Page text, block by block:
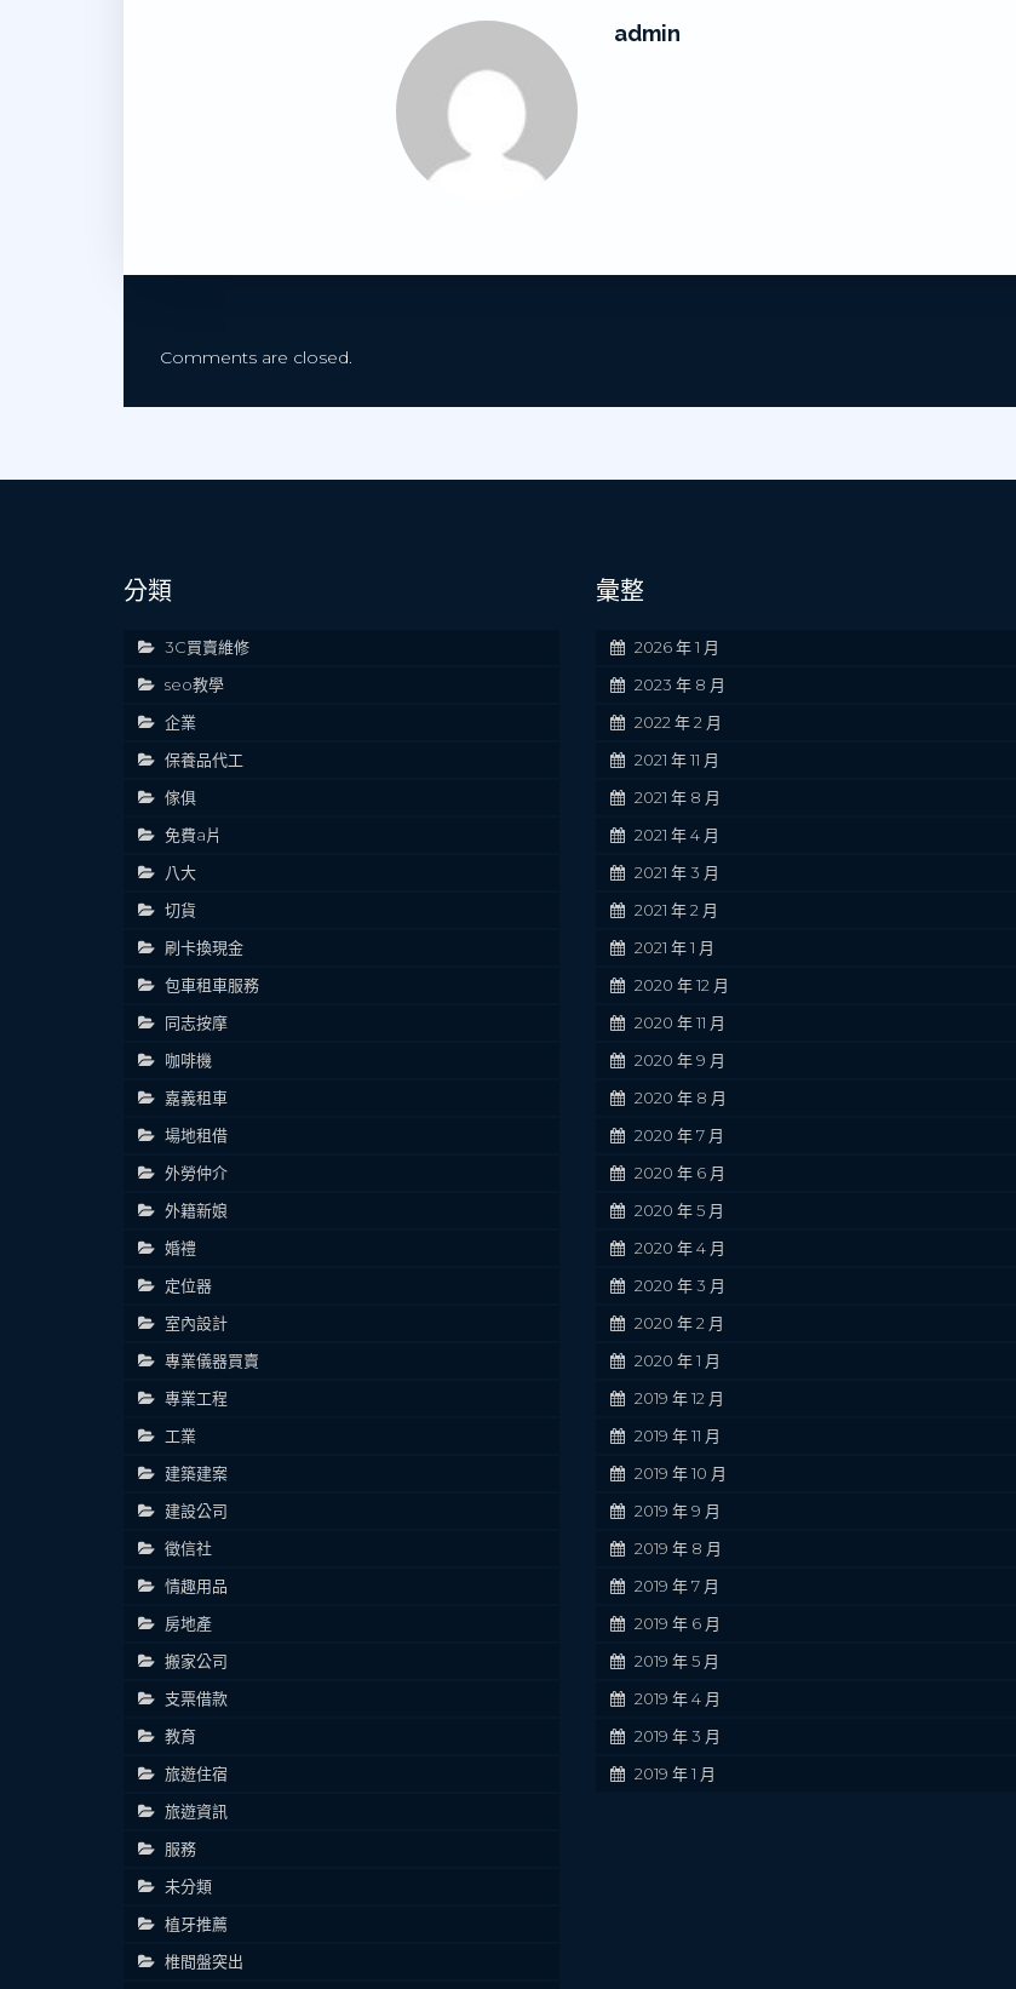
admin
Comments are closed.
分類
3C買賣維修
seo教學
企業
保養品代工
傢俱
免費a片
八大
切貨
刷卡換現金
包車租車服務
同志按摩
咖啡機
嘉義租車
場地租借
外勞仲介
外籍新娘
婚禮
定位器
室內設計
專業儀器買賣
專業工程
工業
建築建案
建設公司
徵信社
情趣用品
房地產
搬家公司
支票借款
教育
旅遊住宿
旅遊資訊
服務
未分類
植牙推薦
椎間盤突出
彙整
2026 年 1 月
2023 年 8 月
2022 年 2 月
2021 年 11 月
2021 年 8 月
2021 年 4 月
2021 年 3 月
2021 年 2 月
2021 年 1 月
2020 年 12 月
2020 年 11 月
2020 年 9 月
2020 年 8 月
2020 年 7 月
2020 年 6 月
2020 年 5 月
2020 年 4 月
2020 年 3 月
2020 年 2 月
2020 年 1 月
2019 年 12 月
2019 年 11 月
2019 年 10 月
2019 年 9 月
2019 年 8 月
2019 年 7 月
2019 年 6 月
2019 年 5 月
2019 年 4 月
2019 年 3 月
2019 年 1 月